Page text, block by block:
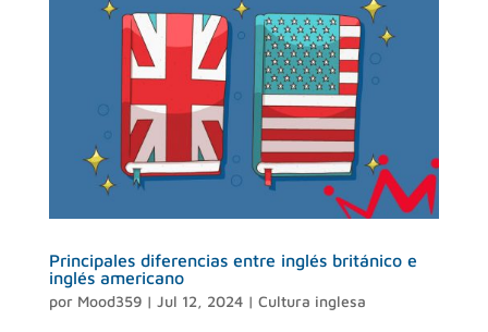
Principales diferencias entre inglés británico e
inglés americano
por Mood359| Jul 12, 2024| Cultura inglesa